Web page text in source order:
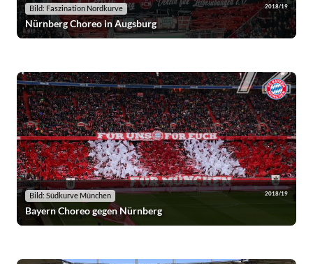
Bild: Faszination Nordkurve 2018/19
Nürnberg Choreo in Augsburg
Bild: Südkurve München 2018/19
Bayern Choreo gegen Nürnberg